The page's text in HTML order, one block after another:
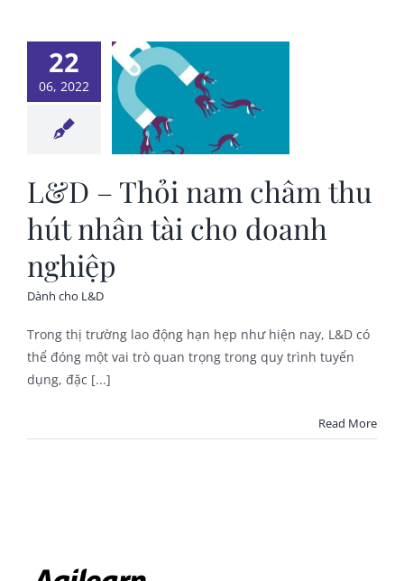
22
06, 2022
– Thỏi
thu
tài
doanh
cho L&D
L&D – Thỏi nam châm thu
hút nhân tài cho doanh
nghiệp
Dành cho L&D
Trong thị trường lao động hạn hẹp như hiện nay, L&D có
thể đóng một vai trò quan trọng trong quy trình tuyển
dụng, đặc [...]
Read More